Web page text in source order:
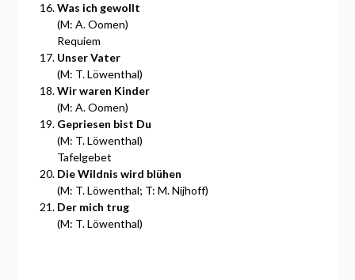
Was ich gewollt
(M: A. Oomen)
Requiem
Unser Vater
(M: T. Löwenthal)
Wir waren Kinder
(M: A. Oomen)
Gepriesen bist Du
(M: T. Löwenthal)
Tafelgebet
Die Wildnis wird blühen
(M: T. Löwenthal; T: M. Nijhoff)
Der mich trug
(M: T. Löwenthal)